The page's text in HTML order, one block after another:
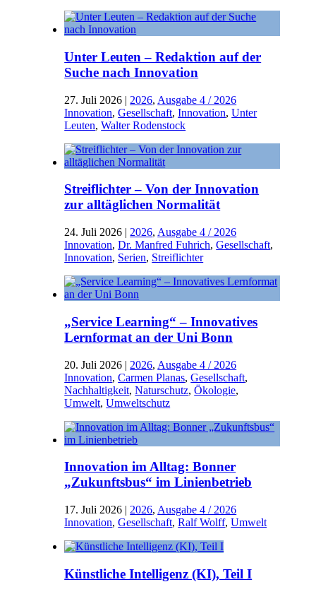
Unter Leuten – Redaktion auf der
Suche nach Innovation
27. Juli 2026 | 2026, Ausgabe 4 / 2026
Innovation,Gesellschaft,Innovation,Unter
Leuten,Walter Rodenstock
Streiflichter – Von der Innovation
zur alltäglichen Normalität
24. Juli 2026 | 2026, Ausgabe 4 / 2026
Innovation,Dr. Manfred Fuhrich,Gesellschaft,
Innovation, Serien, Streiflichter
„Service Learning“ – Innovatives
Lernformat an der Uni Bonn
20. Juli 2026 | 2026, Ausgabe 4 / 2026
Innovation,Carmen Planas,Gesellschaft,
Nachhaltigkeit,Naturschutz,Ökologie,
Umwelt,Umweltschutz
Innovation im Alltag: Bonner
„Zukunftsbus“ im Linienbetrieb
17. Juli 2026 | 2026, Ausgabe 4 / 2026
Innovation,Gesellschaft,Ralf Wolff,Umwelt
Künstliche Intelligenz (KI), Teil I